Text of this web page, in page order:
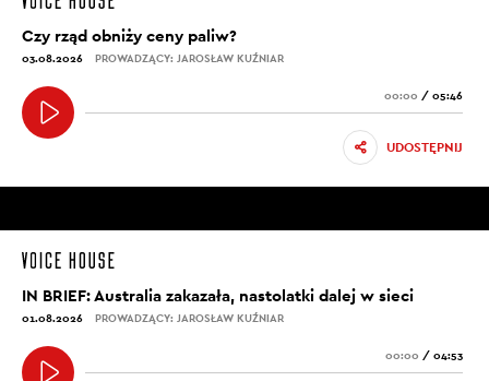
Czy rząd obniży ceny paliw?
03.08.2026 PROWADZĄCY: JAROSŁAW KUŹNIAR
00:00 / 05:46
UDOSTĘPNIJ
IN BRIEF: Australia zakazała, nastolatki dalej w sieci
01.08.2026 PROWADZĄCY: JAROSŁAW KUŹNIAR
00:00 / 04:53